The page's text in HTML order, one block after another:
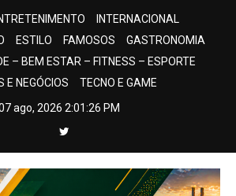
INTERNACIONAL
ESTILO FAMOSOS
GASTRONOMIA
– BEM ESTAR – FITNESS – ESPORTE
E NEGÓCIOS
TECNO E GAME
ago, 2026 2:01:27 PM